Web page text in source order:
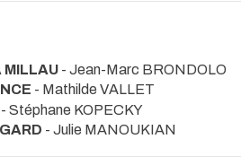
MILLAU - Jean-Marc BRONDOLO
- Mathilde VALLET
- Stéphane KOPECKY
- Julie MANOUKIAN